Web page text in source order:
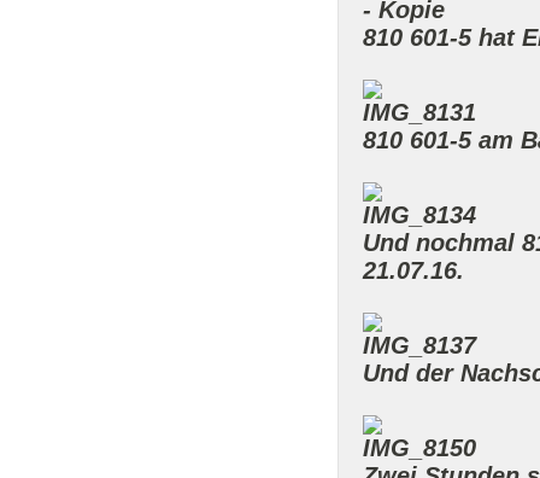
810 601-5 hat
810 601-5 am
Und nochmal
21.07.16.
Und der